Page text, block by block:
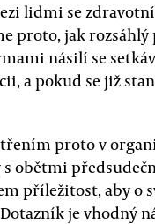
lidmi se
proto, jak
násilí se
a pokud se již
proto v
obětmi
příležitost, aby
je vhodný